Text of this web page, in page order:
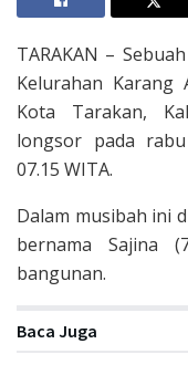
TARAKAN –
Kelurahan Karang
Kota Tarakan,
longsor pada
07.15 WITA.
Dalam musibah ini
bernama Sajina
bangunan.
Baca Juga